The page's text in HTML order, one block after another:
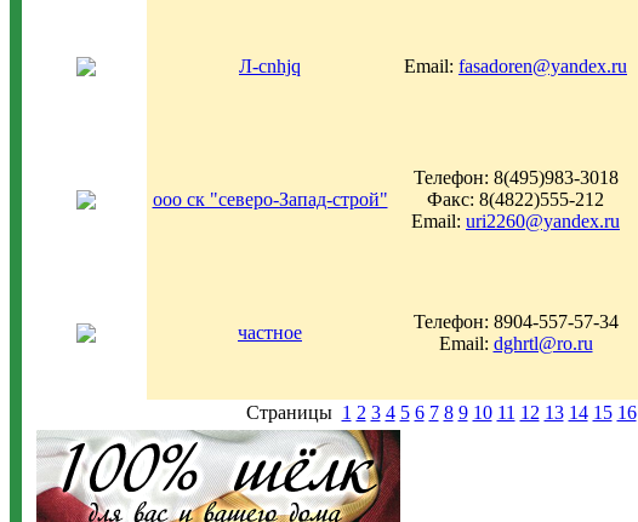
Л-cnhjq Email: fasadoren@yandex.ru
ооо ск "северо-Запад-строй"
Телефон: 8(495)983-3018
Факс: 8(4822)555-212
Email: uri2260@yandex.ru
частное
Телефон: 8904-557-57-34
Email: dghrtl@ro.ru
Страницы 1 2 3 4 5 6 7 8 9 10 11 12 13 14 15 16